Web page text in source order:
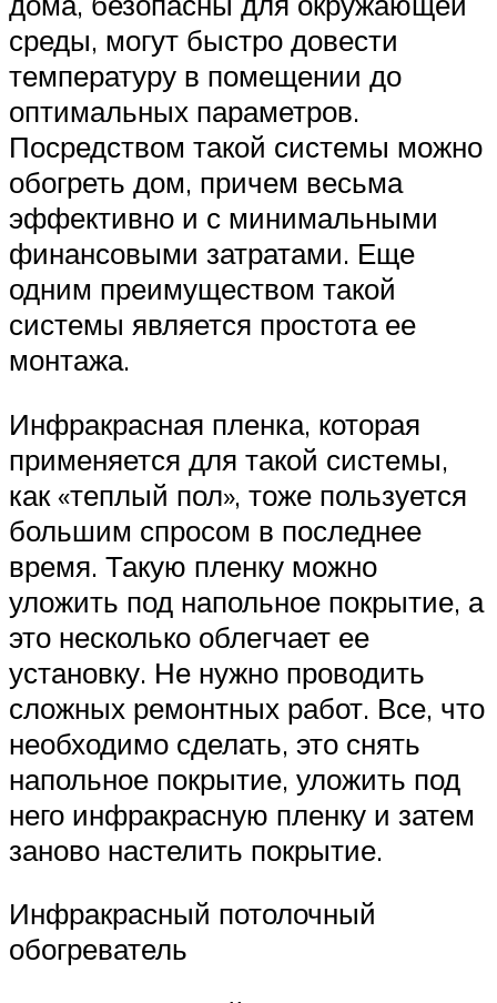
среды, могут быстро довести
температуру в помещении до
оптимальных параметров.
Посредством такой системы можно
обогреть дом, причем весьма
эффективно и с минимальными
финансовыми затратами. Еще
одним преимуществом такой
системы является простота ее
монтажа.
Инфракрасная пленка, которая
применяется для такой системы,
как «теплый пол», тоже пользуется
большим спросом в последнее
время. Такую пленку можно
уложить под напольное покрытие, а
это несколько облегчает ее
установку. Не нужно проводить
сложных ремонтных работ. Все, что
необходимо сделать, это снять
напольное покрытие, уложить под
него инфракрасную пленку и затем
заново настелить покрытие.
Инфракрасный потолочный
обогреватель